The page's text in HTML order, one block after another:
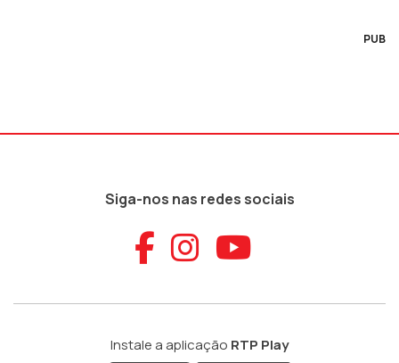
PUB
Siga-nos nas redes sociais
Aceder ao
Aceder ao
Aceder
Instale a aplicação RTP Play